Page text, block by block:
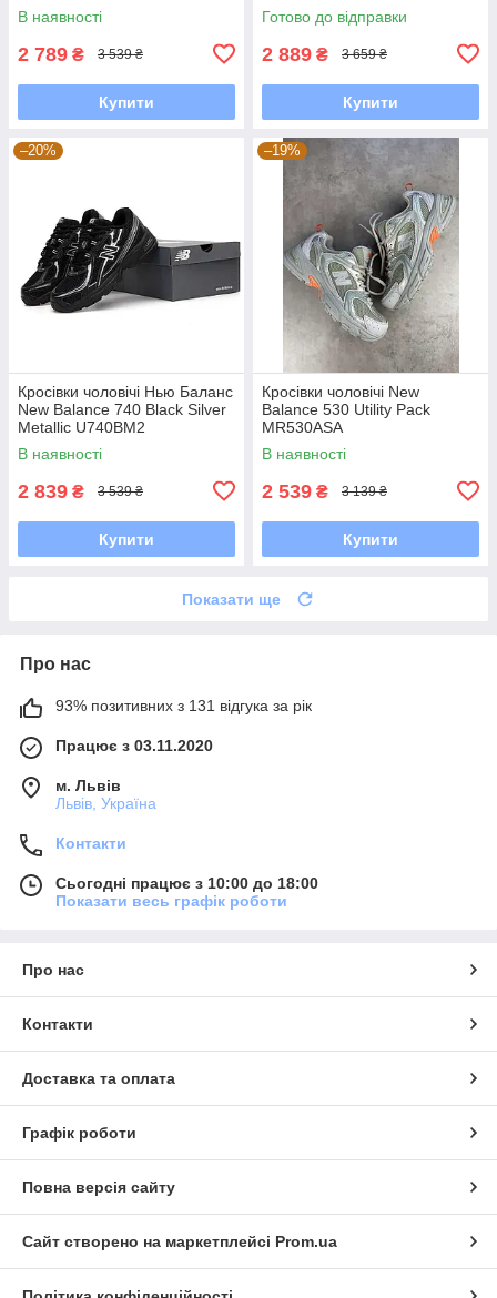
В наявності
2 789 ₴ 3 539 ₴
Купити
Готово до відправки
2 889 ₴ 3 659 ₴
Купити
–20%
Кросівки чоловічі Нью Баланс
New Balance 740 Black Silver
Metallic U740BM2
В наявності
2 839 ₴ 3 539 ₴
Купити
–19%
Кросівки чоловічі New
Balance 530 Utility Pack
MR530ASA
В наявності
2 539 ₴ 3 139 ₴
Купити
Показати ще
Про нас
93% позитивних з 131 відгука за рік
Працює з 03.11.2020
м. Львів
Львів, Україна
Контакти
Сьогодні працює з 10:00 до 18:00
Показати весь графік роботи
Про нас
Контакти
Доставка та оплата
Графік роботи
Повна версія сайту
Сайт створено на маркетплейсі Prom.ua